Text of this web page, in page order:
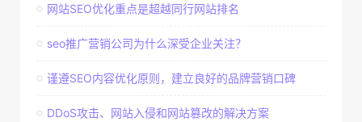
网站SEO优化重点是超越同行网站排名
seo推广营销公司为什么深受企业关注？
谨遵SEO内容优化原则，建立良好的品牌营销口碑
DDoS攻击、网站入侵和网站篡改的解决方案